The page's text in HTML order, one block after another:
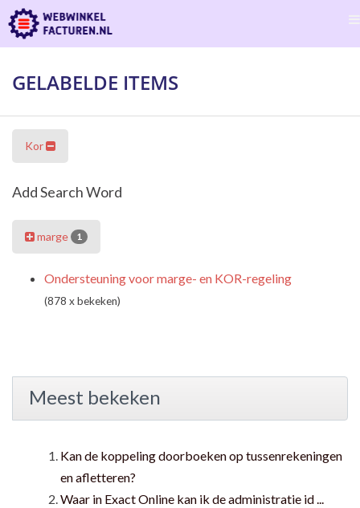
GELABELDE ITEMS
Kor
Add Search Word
marge 1
Ondersteuning voor marge- en KOR-regeling
(878 x bekeken)
Meest bekeken
Kan de koppeling doorboeken op tussenrekeningen
en afletteren?
Waar in Exact Online kan ik de administratie id ...